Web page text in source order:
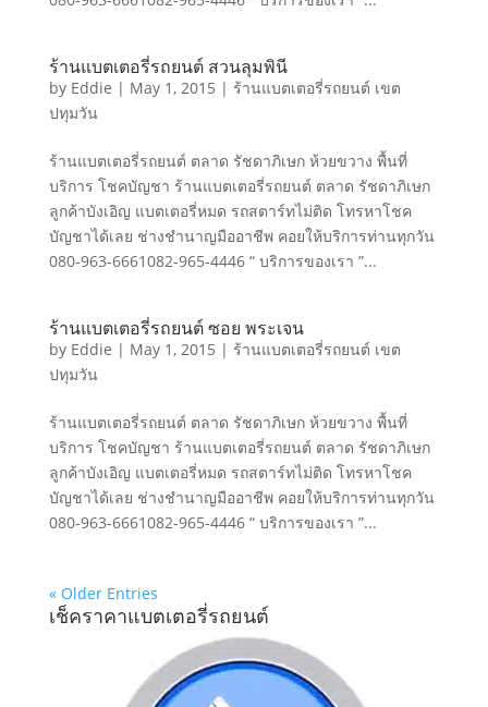
ร้านแบตเตอรี่รถยนต์ สวนลุมพินี
by Eddie | May 1, 2015 | ร้านแบตเตอรี่รถยนต์ เขต
ปทุมวัน
ร้านแบตเตอรี่รถยนต์ ตลาด รัชดาภิเษก ห้วยขวาง พื้นที่
บริการ โชคบัญชา ร้านแบตเตอรี่รถยนต์ ตลาด รัชดาภิเษก
ลูกค้าบังเอิญ แบตเตอรี่หมด รถสตาร์ทไม่ติด โทรหาโชค
บัญชาได้เลย ช่างชำนาญมืออาชีพ คอยให้บริการท่านทุกวัน
080-963-6661082-965-4446 “ บริการของเรา ”...
ร้านแบตเตอรี่รถยนต์ ซอย พระเจน
by Eddie | May 1, 2015 | ร้านแบตเตอรี่รถยนต์ เขต
ปทุมวัน
ร้านแบตเตอรี่รถยนต์ ตลาด รัชดาภิเษก ห้วยขวาง พื้นที่
บริการ โชคบัญชา ร้านแบตเตอรี่รถยนต์ ตลาด รัชดาภิเษก
ลูกค้าบังเอิญ แบตเตอรี่หมด รถสตาร์ทไม่ติด โทรหาโชค
บัญชาได้เลย ช่างชำนาญมืออาชีพ คอยให้บริการท่านทุกวัน
080-963-6661082-965-4446 “ บริการของเรา ”...
« Older Entries
เช็คราคาแบตเตอรี่รถยนต์